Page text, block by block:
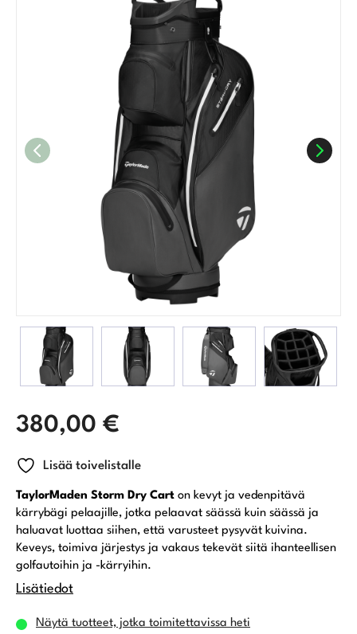
380,00 €
Lisää toivelistalle
TaylorMaden Storm Dry Cart on kevyt ja vedenpitävä
kärrybägi pelaajille, jotka pelaavat säässä kuin säässä ja
haluavat luottaa siihen, että varusteet pysyvät kuivina.
Keveys, toimiva järjestys ja vakaus tekevät siitä ihanteellisen
golfautoihin ja -kärryihin.
Lisätiedot
Näytä tuotteet, jotka toimitettavissa heti